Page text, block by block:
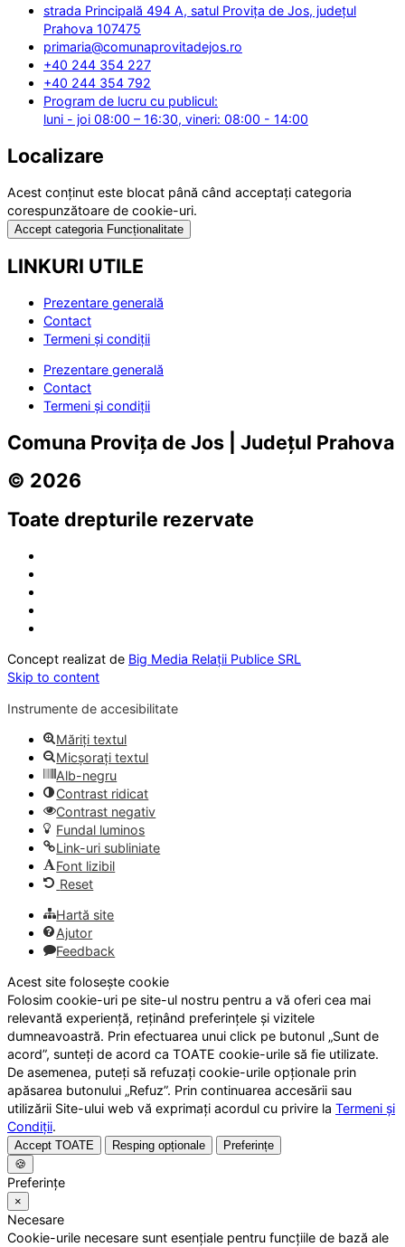
strada Principală 494 A, satul Provița de Jos, județul
Prahova 107475
primaria@comunaprovitadejos.ro
+40 244 354 227
+40 244 354 792
Program de lucru cu publicul:
luni - joi 08:00 – 16:30, vineri: 08:00 - 14:00
Localizare
Acest conținut este blocat până când acceptați categoria
corespunzătoare de cookie-uri.
Accept categoria Funcționalitate
LINKURI UTILE
Prezentare generală
Contact
Termeni și condiții
Prezentare generală
Contact
Termeni și condiții
Comuna Provița de Jos | Județul Prahova
© 2026
Toate drepturile rezervate
Concept realizat de Big Media Relații Publice SRL
Skip to content
Instrumente de accesibilitate
Măriți textul
Micșorați textul
Alb-negru
Contrast ridicat
Contrast negativ
Fundal luminos
Link-uri subliniate
Font lizibil
Reset
Hartă site
Ajutor
Feedback
Acest site folosește cookie
Folosim cookie-uri pe site-ul nostru pentru a vă oferi cea mai
relevantă experiență, reținând preferințele și vizitele
dumneavoastră. Prin efectuarea unui click pe butonul „Sunt de
acord”, sunteți de acord ca TOATE cookie-urile să fie utilizate.
De asemenea, puteți să refuzați cookie-urile opționale prin
apăsarea butonului „Refuz”. Prin continuarea accesării sau
utilizării Site-ului web vă exprimați acordul cu privire la Termeni și
Condiții.
Accept TOATE Resping opționale
Preferințe
🍪
Preferințe
×
Necesare
Cookie-urile necesare sunt esențiale pentru funcțiile de bază ale